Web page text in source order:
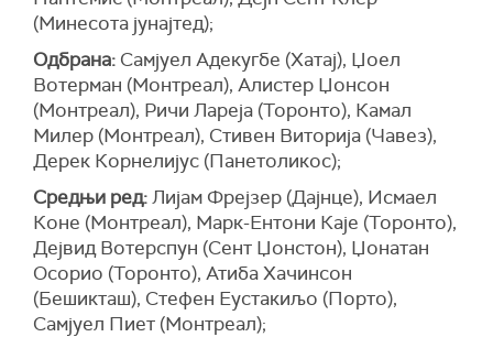
(Минесота јунајтед);
Одбрана: Самјуел Адекугбе (Хатај), Џоел
Вотерман (Монтреал), Алистер Џонсон
(Монтреал), Ричи Лареја (Торонто), Камал
Милер (Монтреал), Стивен Виторија (Чавез),
Дерек Корнелијус (Панетоликос);
Средњи ред:Лијам Фрејзер (Дајнце), Исмаел
Коне (Монтреал), Марк-Ентони Каје (Торонто),
Дејвид Вотерспун (Сент Џонстон), Џонатан
Осорио (Торонто), Атиба Хачинсон
(Бешикташ), Стефен Еустакиљо (Порто),
Самјуел Пиет (Монтреал);